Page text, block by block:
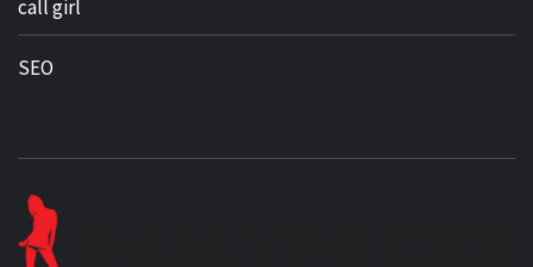
call girl
SEO